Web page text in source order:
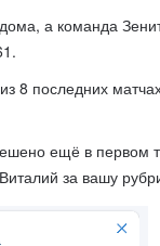
а команда
последних
ещё в первом
за вашу